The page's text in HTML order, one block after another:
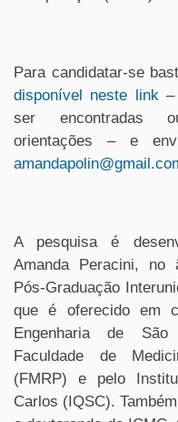
Para candidatar-se
disponível neste link–
ser encontradas
orientações – e
A pesquisa é
Amanda Peracini, no
Pós-Graduação
que é oferecido em
Engenharia de
Faculdade de
(FMRP) e pelo
Carlos (IQSC).